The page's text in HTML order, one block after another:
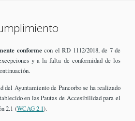
conformecon el RD 1112/2018, de 7 de
y a la falta de conformidad de los
Ayuntamiento de Pancorbo se ha realizado
en las Pautas de Accesibilidad para el
2.1 (WCAG 2.1).